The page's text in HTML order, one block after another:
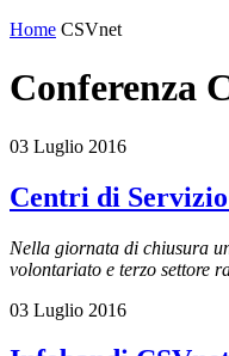
Home CSVnet
Conferenza
03 Luglio 2016
Centri di
Nella giornata di chiusura
volontariato e terzo settore
03 Luglio 2016